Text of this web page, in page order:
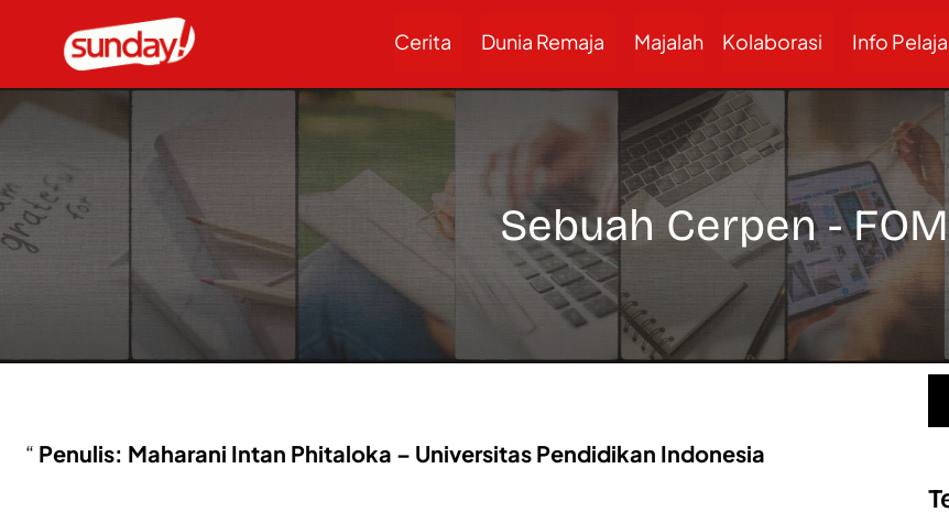
Cerita Dunia Remaja Majalah Kolaborasi Info
Sebuah Cerpen -
Penulis: Maharani Intan Phitaloka – Universitas Pendidikan Indonesia